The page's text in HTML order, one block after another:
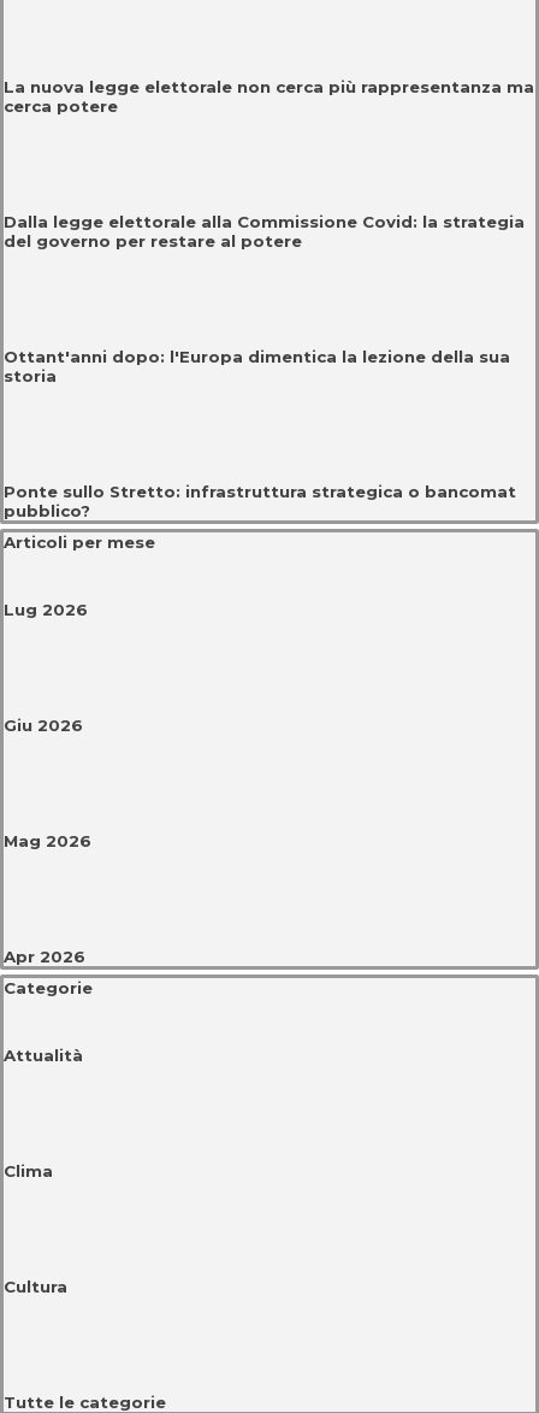
La nuova legge elettorale non cerca più rappresentanza ma
cerca potere
Dalla legge elettorale alla Commissione Covid: la strategia
del governo per restare al potere
Ottant'anni dopo: l'Europa dimentica la lezione della sua
storia
Ponte sullo Stretto: infrastruttura strategica o bancomat
pubblico?
Salta blocco Articoli per mese
Articoli per mese
Lug 2026
Giu 2026
Mag 2026
Apr 2026
Salta blocco Categorie
Categorie
Attualità
Clima
Cultura
Tutte le categorie